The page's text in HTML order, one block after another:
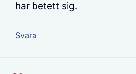
har betett sig.
Svara